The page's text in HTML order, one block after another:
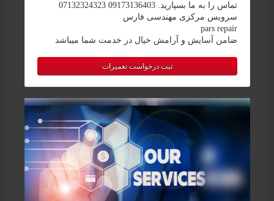
تماس را به ما بسپارید. 09173136403 07132324323
سرویس مرکزی مهندسی فارس
pars repair
ضامن آسایش و آرامش خیال در خدمت شما میباشد
ثبت درخواست تعمیرات